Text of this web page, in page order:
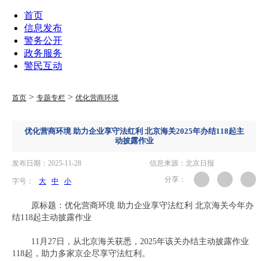
首页
信息发布
警务公开
政务服务
警民互动
首页 > 专题专栏 > 优化营商环境
优化营商环境 助力企业享守法红利 北京海关2025年办结118起主
动披露作业
发布日期：2025-11-28 信息来源：北京日报
字号： 大 中 小 分享：
原标题：优化营商环境 助力企业享守法红利 北京海关今年办
结118起主动披露作业
11月27日，从北京海关获悉，2025年该关办结主动披露作业
118起，助力多家京企尽享守法红利。